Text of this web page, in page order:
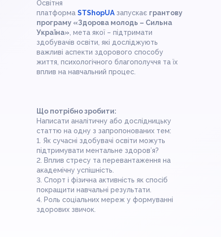
Освітня
платформа STShopUA запускає грантову
програму «Здорова молодь – Сильна
Україна» , мета якої – підтримати
здобувачів освіти, які досліджують
важливі аспекти здорового способу
життя, психологічного благополуччя та їх
вплив на навчальний процес.
Що потрібно зробити:
Написати аналітичну або дослідницьку
статтю на одну з запропонованих тем:
1. Як сучасні здобувачі освіти можуть
підтримувати ментальне здоров’я?
2. Вплив стресу та перевантаження на
академічну успішність.
3. Спорт і фізична активність як спосіб
покращити навчальні результати.
4. Роль соціальних мереж у формуванні
здорових звичок.